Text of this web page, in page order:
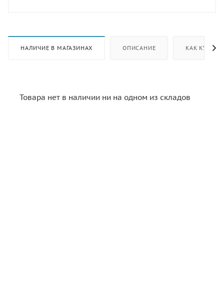
НАЛИЧИЕ В МАГАЗИНАХ ОПИСАНИЕ КАК КУПИТЬ
Товара нет в наличии ни на одном из складов